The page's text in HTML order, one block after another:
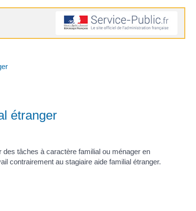
étranger
tâches à caractère familial ou ménager en
contrairement au stagiaire aide familial étranger.